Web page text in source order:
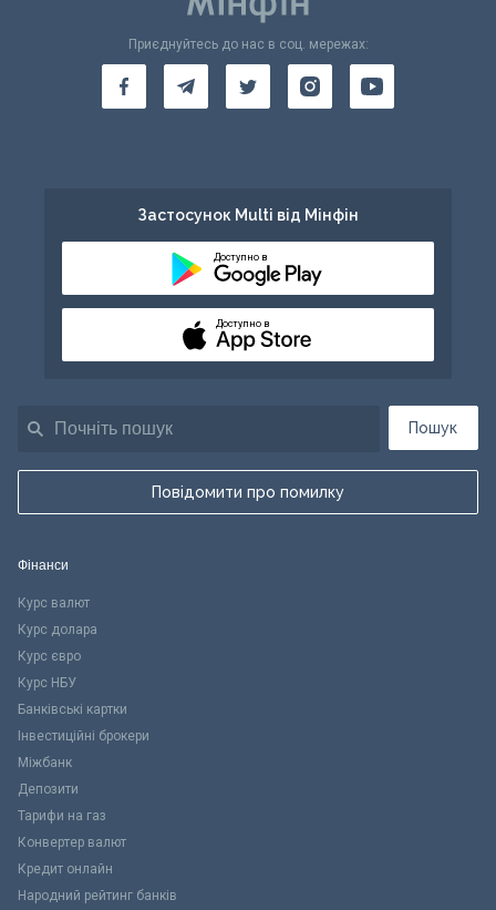
Пошук
Повідомити про помилку
Приєднуйтесь до нас в соц. мережах:
Застосунок Multi від Мінфін
Доступно в
Доступно в
Фінанси
Курс валют
Курс долара
Курс євро
Курс НБУ
Банківські картки
Інвестиційні брокери
Міжбанк
Депозити
Тарифи на газ
Конвертер валют
Кредит онлайн
Народний рейтинг банків